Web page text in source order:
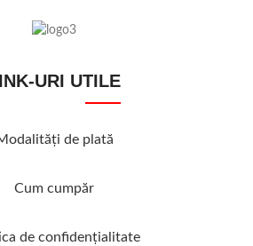
URI UTILE
de plată
Cum cumpăr
de confidenţialitate